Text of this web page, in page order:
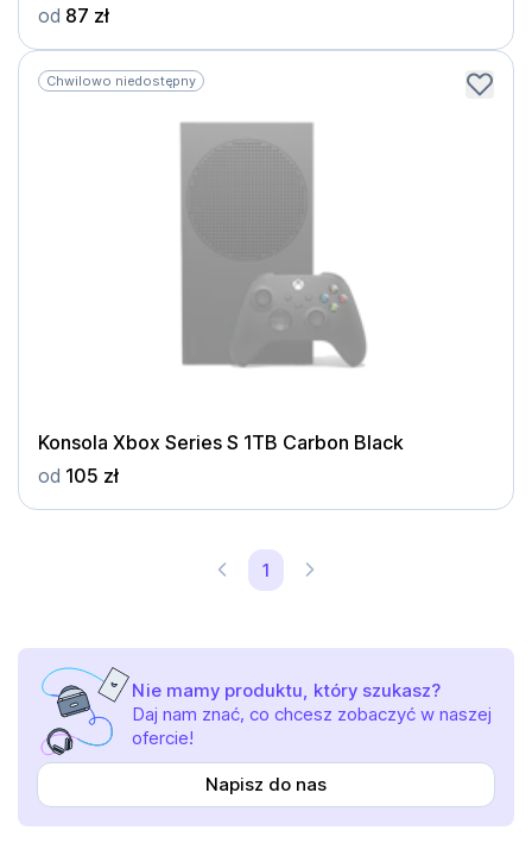
od 87 zł
Chwilowo niedostępny
Konsola Xbox Series S 1TB Carbon Black
od 105 zł
1
Nie mamy produktu, który szukasz?
Daj nam znać, co chcesz zobaczyć w naszej
ofercie!
Napisz do nas